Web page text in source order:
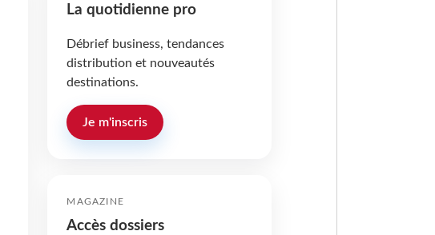
La quotidienne pro
Débrief business, tendances
distribution et nouveautés
destinations.
Je m'inscris
MAGAZINE
Accès dossiers